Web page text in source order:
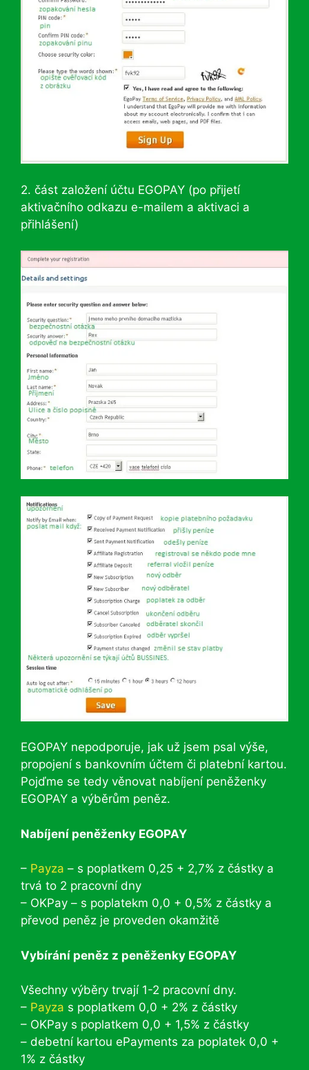
2. část založení účtu EGOPAY (po přijetí
aktivačního odkazu e-mailem a aktivaci a
přihlášení)
EGOPAY nepodporuje, jak už jsem psal výše,
propojení s bankovním účtem či platební kartou.
Pojďme se tedy věnovat nabíjení peněženky
EGOPAY a výběrům peněz.
Nabíjení peněženky EGOPAY
– Payza – s poplatkem 0,25 + 2,7% z částky a
trvá to 2 pracovní dny
– OKPay – s poplatekm 0,0 + 0,5% z částky a
převod peněz je proveden okamžitě
Vybírání peněz z peněženky EGOPAY
Všechny výběry trvají 1-2 pracovní dny.
– Payza s poplatkem 0,0 + 2% z částky
– OKPay s poplatkem 0,0 + 1,5% z částky
– debetní kartou ePayments za poplatek 0,0 +
1% z částky